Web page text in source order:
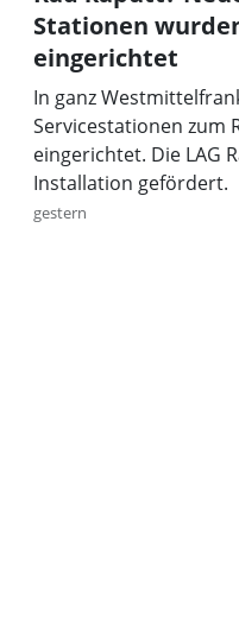
Stationen
eingerichtet
In ganz
Servicestationen zum
eingerichtet. Die LAG
Installation gefördert.
gestern